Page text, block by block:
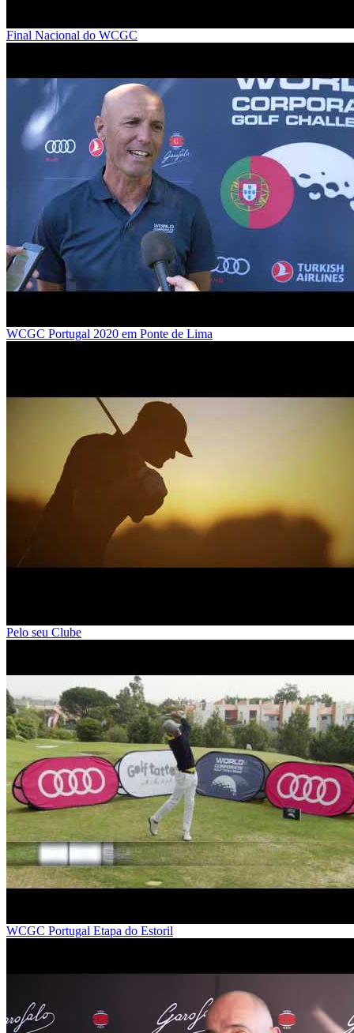
Final Nacional do WCGC
WCGC Portugal 2020 em Ponte de Lima
Pelo seu Clube
WCGC Portugal Etapa do Estoril